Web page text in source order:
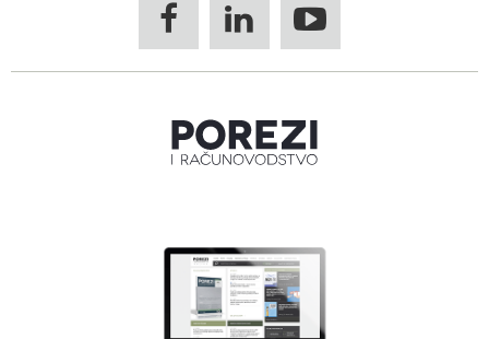
  